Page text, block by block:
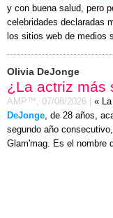
y con buena salud, pero
celebridades declaradas
los sitios web de medios
Olivia DeJonge
¿La actriz más
AMP™, 07/08/2026 «
DeJonge , de 28 años,
segundo año
Glam'mag. Es el nombre